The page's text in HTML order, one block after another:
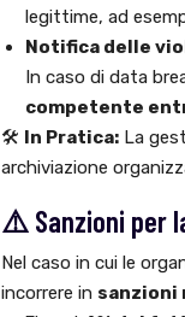
legittime, ad
Notifica delle
In caso di data
competente
🛠️ In Pratica: La
archiviazione
⚠️ Sanzioni per
Nel caso in cui le
incorrere in sanzioni